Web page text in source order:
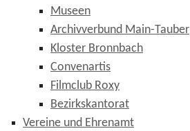
Museen
Archivverbund Main-Tauber
Kloster Bronnbach
Convenartis
Filmclub Roxy
Bezirkskantorat
Vereine und Ehrenamt